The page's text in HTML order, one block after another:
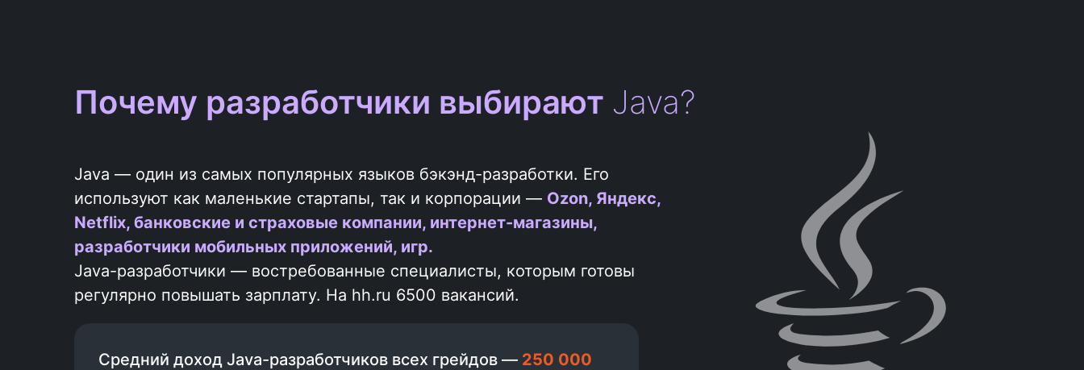
Почему разработчики выбирают Java?
Java — один из самых популярных языков бэкэнд-разработки. Его
используют как маленькие стартапы, так и корпорации — Ozon, Яндекс,
Netflix, банковские и страховые компании, интернет-магазины,
разработчики мобильных приложений, игр.
Java-разработчики — востребованные специалисты, которым готовы
регулярно повышать зарплату. На hh.ru 6500 вакансий.
Средний доход Java-разработчиков всех грейдов — 250 000